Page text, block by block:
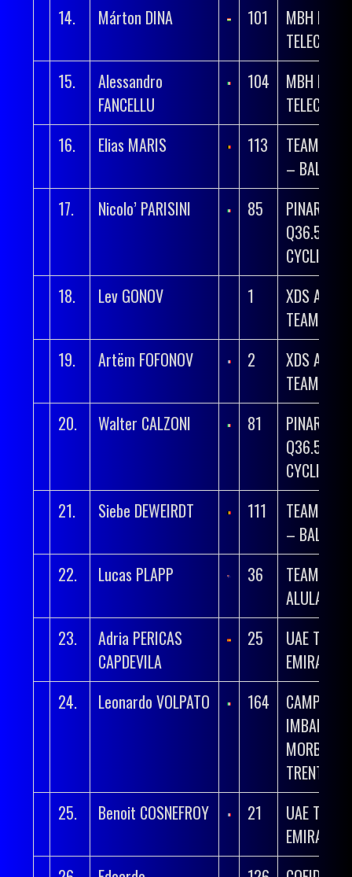
14.
Márton DINA 101
MBH
TELECOM
15.
Alessandro
FANCELLU
104
MBH
TELECOM
16.
Elias MARIS 113
TEAM
– BALOISE
17.
Nicolo’ PARISINI 85
Q36.5 PRO
CYCLING
18.
Lev GONOV 1
XDS
TEAM
19.
Artëm FOFONOV 2
XDS
TEAM
20.
Walter CALZONI 81
Q36.5 PRO
CYCLING
21.
Siebe DEWEIRDT 111
TEAM
– BALOISE
22.
Lucas PLAPP 36
TEAM
ALULA
23.
Adria PERICAS
CAPDEVILA
25
UAE TEAM
EMIRATES
24.
Leonardo VOLPATO 164
CAMPANA
TRENTINO
25.
Benoit COSNEFROY 21
UAE TEAM
EMIRATES